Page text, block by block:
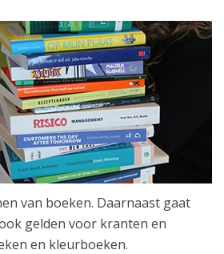
van boeken. Daarnaast gaat
gelden voor kranten en
en kleurboeken.